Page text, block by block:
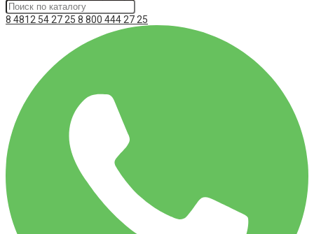
8 4812 54 27 25 8 800 444 27 25